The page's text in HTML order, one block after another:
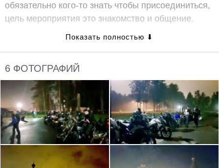
обязательно кого-то знать чтобы присоединиться,
цель мероприятия это знакомство и общение.
открытой датой и купон на 4-ох часовую парковку
мотоцикла, получит случайный участник встречи-
прохвата. Для участия, необходимо приехать на
встречу на мотоцикле и проехать до финальной
точки маршрута, быть отмеченным как участник
или возможный участник, этого события на
МотоБратан. Розыгрыш состоится на
завершающей точке, в случайном порядке.
6 ФОТОГРАФИЙ